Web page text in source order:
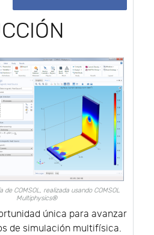
de COMSOL, realizada usando COMSOL
Multiphysics®
única para avanzar
de simulación multifísica.